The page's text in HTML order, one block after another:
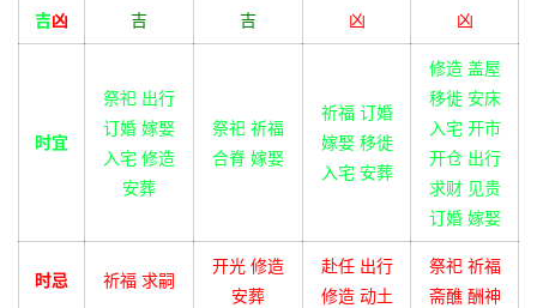
吉凶 吉 吉 凶 凶
时宜
祭祀 出行
订婚 嫁娶
入宅 修造
安葬
祭祀 祈福
合脊 嫁娶
祈福 订婚
嫁娶 移徙
入宅 安葬
修造 盖屋
移徙 安床
入宅 开市
开仓 出行
求财 见贵
订婚 嫁娶
时忌 祈福 求嗣
开光 修造
安葬
赴任 出行
修造 动土
祭祀 祈福
斋醮 酬神